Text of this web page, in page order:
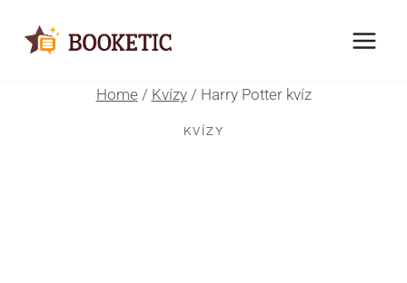
Home / Kvízy / Harry Potter kvíz
KVÍZY